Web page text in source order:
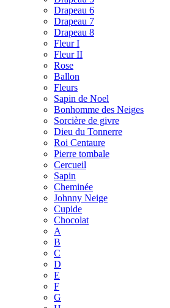
Drapeau 6
Drapeau 7
Drapeau 8
Fleur I
Fleur II
Rose
Ballon
Fleurs
Sapin de Noel
Bonhomme des Neiges
Sorcière de givre
Dieu du Tonnerre
Roi Centaure
Pierre tombale
Cercueil
Sapin
Cheminée
Johnny Neige
Cupide
Chocolat
A
B
C
D
E
F
G